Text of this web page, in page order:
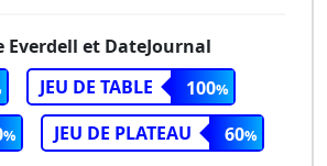
et DateJournal
JEU DE TABLE
100
JEU DE PLATEAU 60